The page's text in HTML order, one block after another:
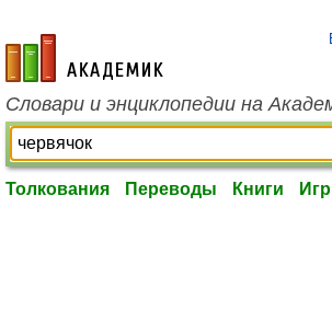
academic.ru
Словари и энциклопедии на
Толкования Переводы Книги